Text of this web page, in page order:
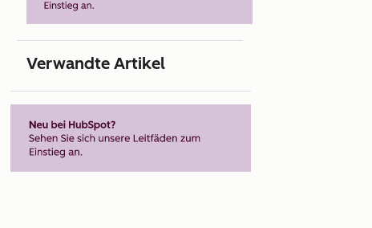
Verwandte Artikel